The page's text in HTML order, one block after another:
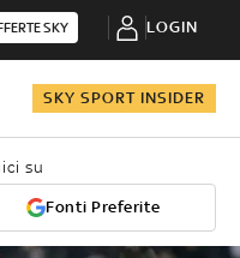
SKY LOGIN
SKY SPORT INSIDER
su
Fonti Preferite